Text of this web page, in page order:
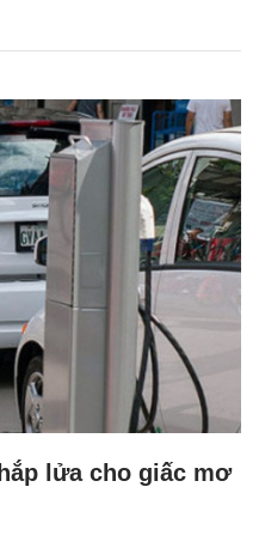
lửa cho giấc mơ